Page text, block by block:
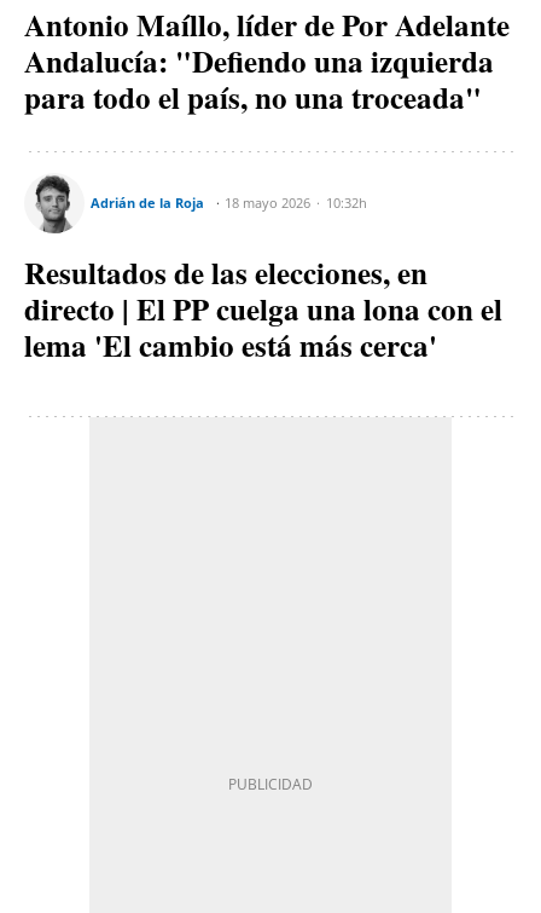
Antonio Maíllo, líder de Por Adelante
Andalucía: "Defiendo una izquierda
para todo el país, no una troceada"
Adrián de la Roja 18 mayo 2026 10:32h
Resultados de las elecciones, en
directo | El PP cuelga una lona con el
lema 'El cambio está más cerca'